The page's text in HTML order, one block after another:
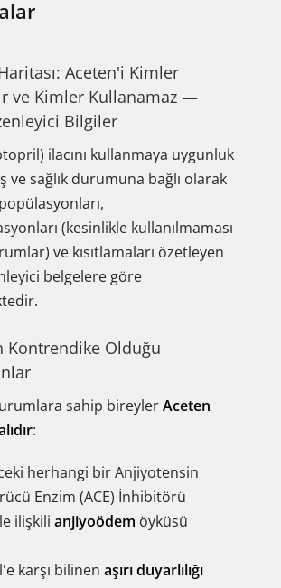
Aceten'i Kimler
ve Kimler Kullanamaz —
Bilgiler
ilacını kullanmaya uygunluk
ve sağlık durumuna bağlı olarak
(kesinlikle kullanılmaması
ve kısıtlamaları özetleyen
belgelere göre
Kontrendike Olduğu
sahip bireylerAceten
:
herhangi bir Anjiyotensin
Enzim (ACE) İnhibitörü
ilişkili anjiyoödem öyküsü
karşı bilinen aşırı duyarlılığı